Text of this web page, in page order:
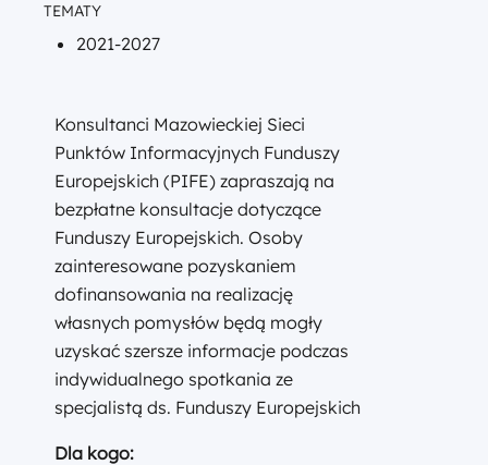
TEMATY
2021-2027
Konsultanci Mazowieckiej Sieci
Punktów Informacyjnych Funduszy
Europejskich (PIFE) zapraszają na
bezpłatne konsultacje dotyczące
Funduszy Europejskich. Osoby
zainteresowane pozyskaniem
dofinansowania na realizację
własnych pomysłów będą mogły
uzyskać szersze informacje podczas
indywidualnego spotkania ze
specjalistą ds. Funduszy Europejskich
Dla kogo: